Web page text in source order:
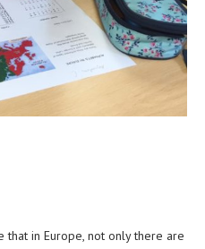
in Europe, not only there are